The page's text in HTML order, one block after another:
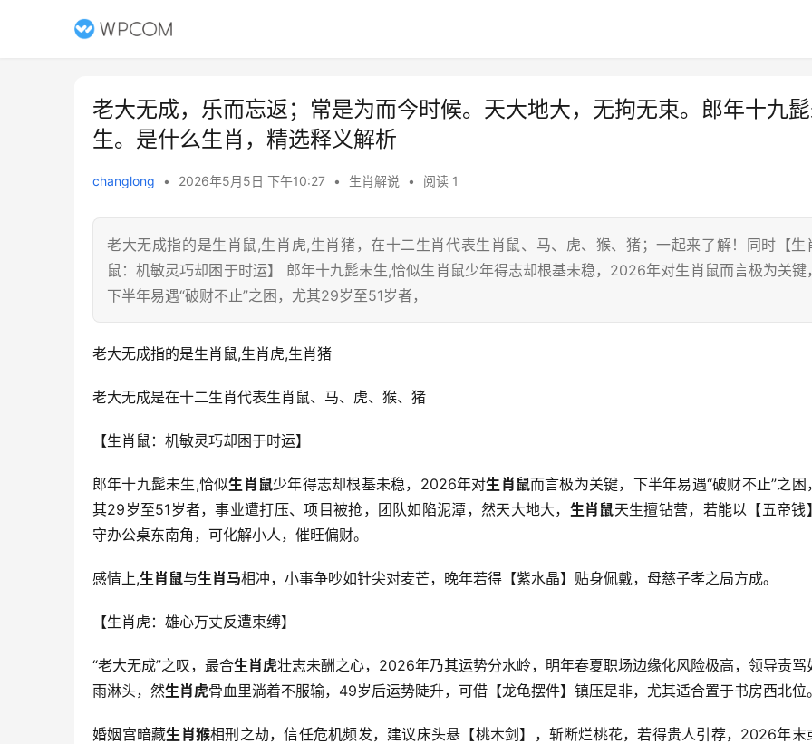
老大无成，乐而忘返；常是为而今时候。天大地大，无拘无束。郎年十九
生。是什么生肖，精选释义解析
changlong • 2026年5月5日 下午10:27 • 生肖解说 • 阅读 1
老大无成指的是生肖鼠,生肖虎,生肖猪，在十二生肖代表生肖鼠、马、虎、猴、猪；一起来了解！同时【生
鼠：机敏灵巧却困于时运】 郎年十九髭未生,恰似生肖鼠少年得志却根基未稳，2026年对生肖鼠而言极为关键，
下半年易遇“破财不止”之困，尤其29岁至51岁者，
老大无成指的是生肖鼠,生肖虎,生肖猪
老大无成是在十二生肖代表生肖鼠、马、虎、猴、猪
【生肖鼠：机敏灵巧却困于时运】
郎年十九髭未生,恰似生肖鼠少年得志却根基未稳，2026年对生肖鼠而言极为关键，下半年易遇“破财不止”之困
其29岁至51岁者，事业遭打压、项目被抢，团队如陷泥潭，然天大地大， 生肖鼠天生擅钻营，若能以【五帝钱
守办公桌东南角，可化解小人，催旺偏财。
感情上,生肖鼠与生肖马相冲，小事争吵如针尖对麦芒，晚年若得【紫水晶】贴身佩戴，母慈子孝之局方成。
【生肖虎：雄心万丈反遭束缚】
“老大无成”之叹，最合生肖虎壮志未酬之心，2026年乃其运势分水岭，明年春夏职场边缘化风险极高，领导责骂
雨淋头，然生肖虎骨血里淌着不服输，49岁后运势陡升，可借【龙龟摆件】镇压是非，尤其适合置于书房西北位。
婚姻宫暗藏生肖猴相刑之劫，信任危机频发，建议床头悬【桃木剑】，斩断烂桃花，若得贵人引荐，2026年末